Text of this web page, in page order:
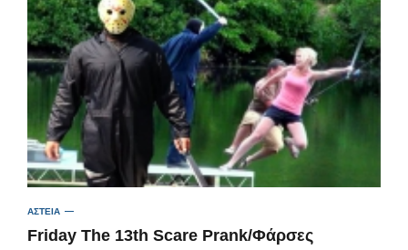
ΑΣΤΕΙΑ
Friday The 13th Scare Prank/Φάρσες